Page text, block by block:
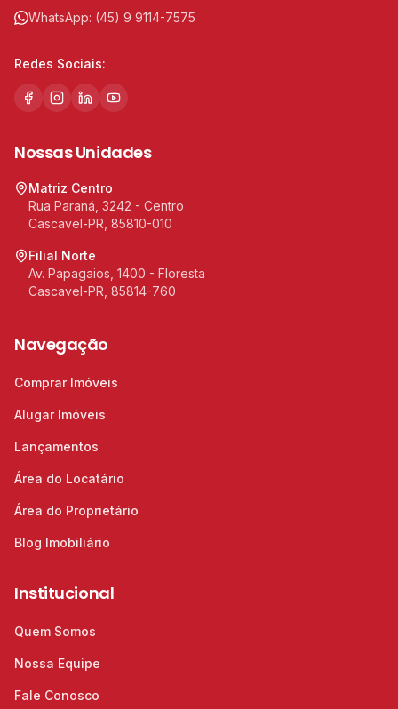
WhatsApp: (45) 9 9114-7575
Redes Sociais:
Nossas Unidades
Matriz Centro
Rua Paraná, 3242 - Centro
Cascavel-PR, 85810-010
Filial Norte
Av. Papagaios, 1400 - Floresta
Cascavel-PR, 85814-760
Navegação
Comprar Imóveis
Alugar Imóveis
Lançamentos
Área do Locatário
Área do Proprietário
Blog Imobiliário
Institucional
Quem Somos
Nossa Equipe
Fale Conosco